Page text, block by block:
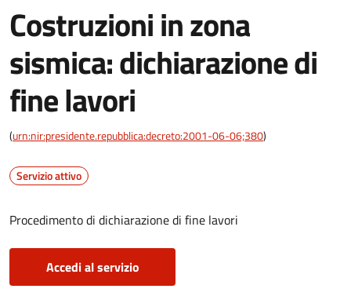
Costruzioni in zona
sismica: dichiarazione di
fine lavori
(urn:nir:presidente.repubblica:decreto:2001-06-06;380)
Servizio attivo
Procedimento di dichiarazione di fine lavori
Accedi al servizio